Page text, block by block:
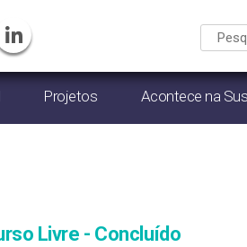
Projetos Acontece na
Livre - Concluído